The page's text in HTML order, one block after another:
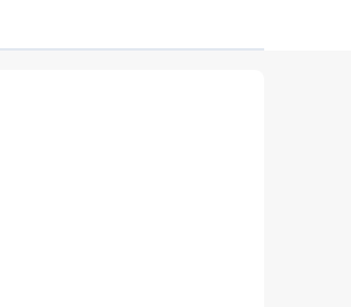
環境で働きたいと思ってま